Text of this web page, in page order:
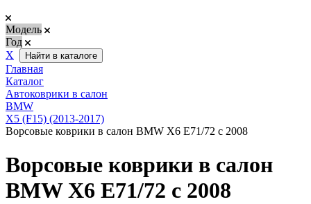
Модель
Год
Х
Найти в каталоге
Главная
Каталог
Автоковрики в салон
BMW
X5 (F15) (2013-2017)
Ворсовые коврики в салон BMW X6 E71/72 с 2008
Ворсовые коврики в салон
BMW X6 E71/72 с 2008